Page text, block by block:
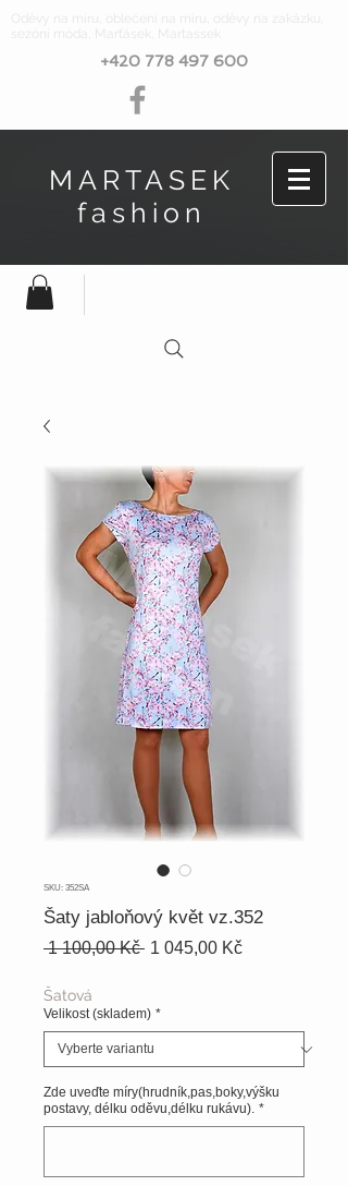
Oděvy na míru, oblečení na míru, oděvy na zakázku,
sezóní móda, Marťásek, Martassek
+420 778 497 600
MARTASEK
fashion
SKU: 352SA
Šaty jabloňový květ vz.352
1 100,00 Kč Běžná
1 045,00 KčZvýhodněná
Šatová
Velikost (skladem) *
Zde uveďte míry(hrudník,pas,boky,výšku
postavy, délku oděvu,délku rukávu). *